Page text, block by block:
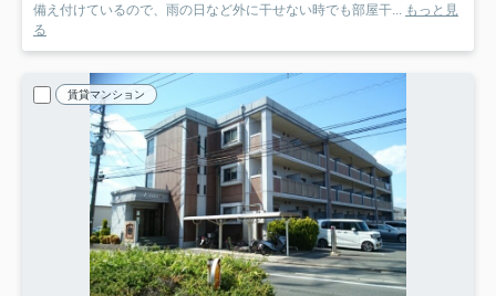
備え付けているので、雨の日など外に干せない時でも部屋干... もっと見
る
賃貸マンション